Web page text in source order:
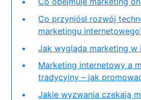
Co przyniósł rozwój
marketingu
Jak wygląda marketing w
Marketing internetowy a
tradycyjny – jak
Jakie wyzwania czekają